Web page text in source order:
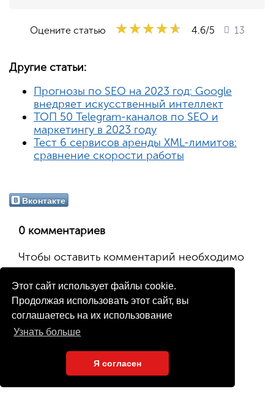
Этот сайт использует файлы cookie.
Продолжая использовать этот сайт, вы
соглашаетесь на их использование
Узнать больше
Я согласен
Оцените статью ★★★★★
★★★★★
★★★★★ 4.6/5 13
Другие статьи:
Прогнозы по SEO на 2023 год: Google
внедряет искусственный интеллект
ТОП 50 Telegram-каналов по SEO и
маркетингу в 2023 году
Тест 6 сервисов аренды XML-лимитов:
сравнение скорости работы
Вконтакте
0 комментариев
Чтобы оставить комментарий необходимо
авторизоваться.
<< Назад
С нами работают